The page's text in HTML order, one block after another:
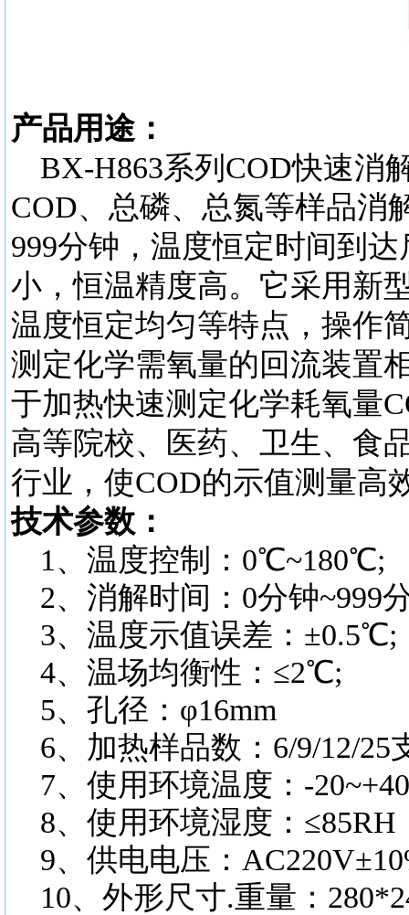
产品用途：
BX-H863系列COD快速消
COD、总磷、总氮等样品消
999分钟，温度恒定时间到
小，恒温精度高。它采用新
温度恒定均匀等特点，操作
测定化学需氧量的回流装置
于加热快速测定化学耗氧量
高等院校、医药、卫生、食
行业，使COD的示值测量高
技术参数：
1、温度控制：0℃~180℃;
2、消解时间：0分钟~999
3、温度示值误差：±0.5℃;
4、温场均衡性：≤2℃;
5、孔径：φ16mm
6、加热样品数：6/9/12/25
7、使用环境温度：-
8、使用环境湿度：≤85RH
9、供电电压：
10、外形尺寸.重量：